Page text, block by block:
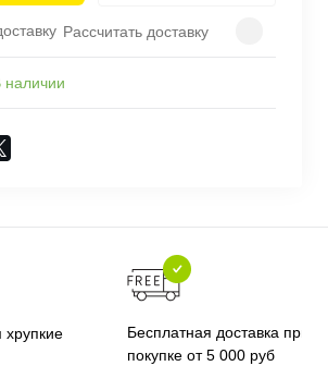
Рассчитать доставку
наличии
хрупкие
Бесплатная доставка при
покупке от 5 000 руб